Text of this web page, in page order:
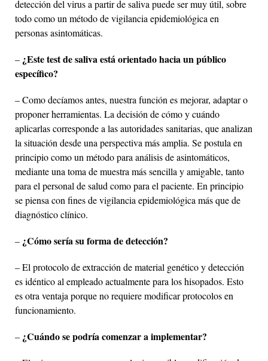
detección del virus a partir de saliva puede ser muy útil, sobre
todo como un método de vigilancia epidemiológica en
personas asintomáticas.
– ¿Este test de saliva está orientado hacia un público
específico?
– Como decíamos antes, nuestra función es mejorar, adaptar o
proponer herramientas. La decisión de cómo y cuándo
aplicarlas corresponde a las autoridades sanitarias, que analizan
la situación desde una perspectiva más amplia. Se postula en
principio como un método para análisis de asintomáticos,
mediante una toma de muestra más sencilla y amigable, tanto
para el personal de salud como para el paciente. En principio
se piensa con fines de vigilancia epidemiológica más que de
diagnóstico clínico.
– ¿Cómo sería su forma de detección?
– El protocolo de extracción de material genético y detección
es idéntico al empleado actualmente para los hisopados. Esto
es otra ventaja porque no requiere modificar protocolos en
funcionamiento.
– ¿Cuándo se podría comenzar a implementar?